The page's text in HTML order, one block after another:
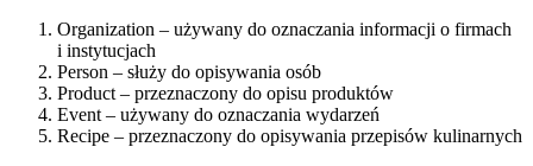
Organization – używany do oznaczania informacji o firmach
i instytucjach
Person – służy do opisywania osób
Product – przeznaczony do opisu produktów
Event – używany do oznaczania wydarzeń
Recipe – przeznaczony do opisywania przepisów kulinarnych